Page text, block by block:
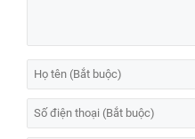
Xem thêm:
Để giữ nguyên
nên chọn
thay màn hình
linh kiện zin nhập khẩu.